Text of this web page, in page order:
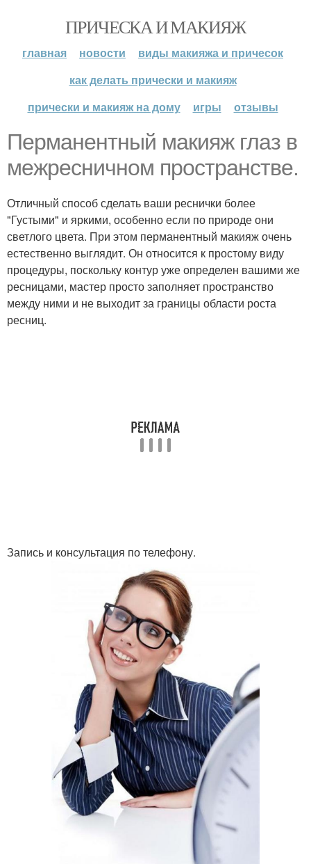
ПРИЧЕСКА И МАКИЯЖ
главная новости
виды макияжа и причесок
как делать прически и макияж
прически и макияж на дому
игры отзывы
Перманентный макияж глаз в
межресничном пространстве.
Отличный способ сделать ваши реснички более
"Густыми" и яркими, особенно если по природе они
светлого цвета. При этом перманентный макияж очень
естественно выглядит. Он относится к простому виду
процедуры, поскольку контур уже определен вашими же
ресницами, мастер просто заполняет пространство
между ними и не выходит за границы области роста
ресниц.
Запись и консультация по телефону.